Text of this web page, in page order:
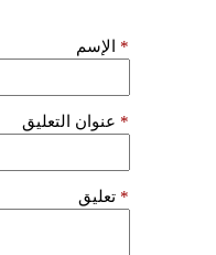
الإسم *
عنوان التعليق *
تعليق *